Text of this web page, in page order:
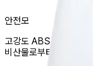
안전모
고강도 ABS 재질로 제
비산물로부터 눈을 보호